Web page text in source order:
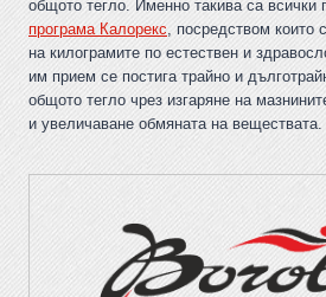
общото тегло. Именно такива са всички
програма Калорекс, посредством които
на килограмите по естествен и
им прием се постига трайно и
общото тегло чрез изгаряне на
и увеличаване обмяната на веществата.